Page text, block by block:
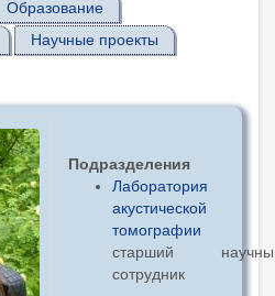
Образование
Научные проекты
Подразделения
Лаборатория
акустической
томографии
старший
сотрудник